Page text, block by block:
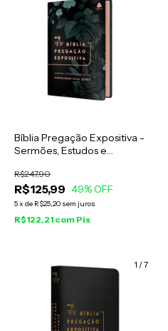
Bíblia Pregação Expositiva -
Sermões, Estudos e
Lopes - RA Capa Dura
Harmonia
R$125,99
R$247,90
49% OFF
5x de R$25,20 sem juros
R$122,21 com Pix
1 /7